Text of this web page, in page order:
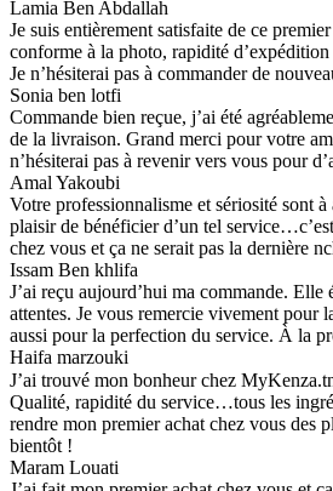
Lamia Ben Abdallah
Je suis entièrement satisfaite de ce
conforme à la photo, rapidité
Je n’hésiterai pas à commander de
Sonia ben lotfi
Commande bien reçue, j’ai été
de la livraison. Grand merci pour votre
n’hésiterai pas à revenir vers vous pour
Amal Yakoubi
Votre professionnalisme et sériosité sont
plaisir de bénéficier d’un tel
chez vous et ça ne serait pas la dernière
Issam Ben khlifa
J’ai reçu aujourd’hui ma commande. Elle
attentes. Je vous remercie vivement pour
aussi pour la perfection du service. À la
Haifa marzouki
J’ai trouvé mon bonheur chez
Qualité, rapidité du service…tous les
rendre mon premier achat chez vous des
bientôt !
Maram Louati